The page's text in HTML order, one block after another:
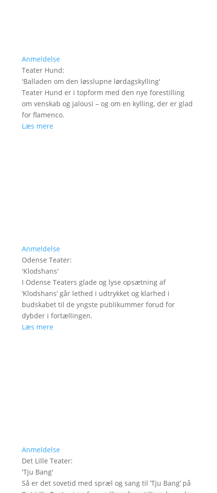
Anmeldelse
Teater Hund:
'Balladen om den løsslupne lørdagskylling'
Teater Hund er i topform med den nye forestilling
om venskab og jalousi – og om en kylling, der er glad
for flamenco.
Læs mere
Anmeldelse
Odense Teater:
'Klodshans'
I Odense Teaters glade og lyse opsætning af
’Klodshans’ går lethed i udtrykket og klarhed i
budskabet til de yngste publikummer forud for
dybder i fortællingen.
Læs mere
Anmeldelse
Det Lille Teater:
'Tju Bang'
Så er det sovetid med spræl og sang til ’Tju Bang’ på